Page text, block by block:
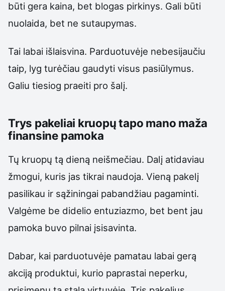
būti gera kaina, bet blogas pirkinys. Gali būti
nuolaida, bet ne sutaupymas.
Tai labai išlaisvina. Parduotuvėje nebesijaučiu
taip, lyg turėčiau gaudyti visus pasiūlymus.
Galiu tiesiog praeiti pro šalį.
Trys pakeliai kruopų tapo mano maža
finansine pamoka
Tų kruopų tą dieną neišmečiau. Dalį atidaviau
žmogui, kuris jas tikrai naudoja. Vieną pakelį
pasilikau ir sąžiningai pabandžiau pagaminti.
Valgėme be didelio entuziazmo, bet bent jau
pamoka buvo pilnai įsisavinta.
Dabar, kai parduotuvėje pamatau labai gerą
akciją produktui, kurio paprastai neperku,